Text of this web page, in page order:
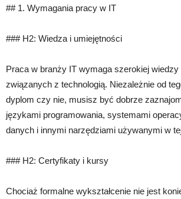
## 1. Wymagania pracy w IT
### H2: Wiedza i umiejętności
Praca w branży IT wymaga szerokiej wiedzy
związanych z technologią. Niezależnie od
dyplom czy nie, musisz być dobrze
językami programowania, systemami
danych i innymi narzędziami używanymi w
### H2: Certyfikaty i kursy
Chociaż formalne wykształcenie nie jest